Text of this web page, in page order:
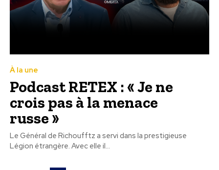
À la une
Podcast RETEX : « Je ne
crois pas à la menace
russe »
Le Général de Richoufftz a servi dans la prestigieuse
Légion étrangère. Avec elle il...